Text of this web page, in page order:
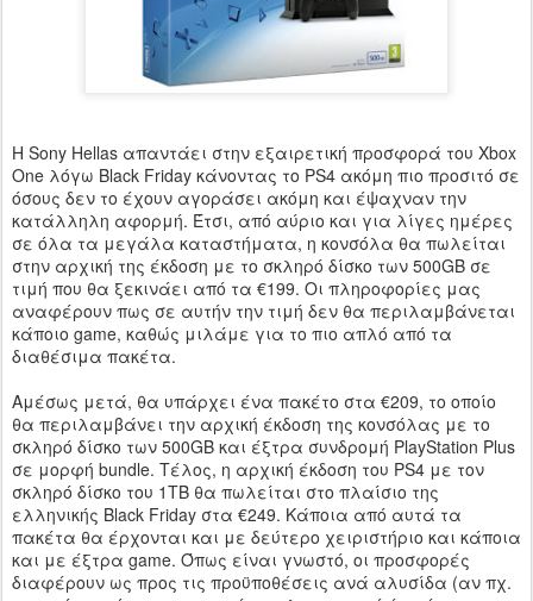
Η Sony Hellas απαντάει στην εξαιρετική προσφορά του Xbox
One λόγω Black Friday κάνοντας το PS4 ακόμη πιο προσιτό σε
όσους δεν το έχουν αγοράσει ακόμη και έψαχναν την
κατάλληλη αφορμή. Έτσι, από αύριο και για λίγες ημέρες
σε όλα τα μεγάλα καταστήματα, η κονσόλα θα πωλείται
στην αρχική της έκδοση με το σκληρό δίσκο των 500GB σε
τιμή που θα ξεκινάει από τα €199. Οι πληροφορίες μας
αναφέρουν πως σε αυτήν την τιμή δεν θα περιλαμβάνεται
κάποιο game, καθώς μιλάμε για το πιο απλό από τα
διαθέσιμα πακέτα.
Αμέσως μετά, θα υπάρχει ένα πακέτο στα €209, το οποίο
θα περιλαμβάνει την αρχική έκδοση της κονσόλας με το
σκληρό δίσκο των 500GB και έξτρα συνδρομή PlayStation Plus
σε μορφή bundle. Τέλος, η αρχική έκδοση του PS4 με τον
σκληρό δίσκο του 1ΤΒ θα πωλείται στο πλαίσιο της
ελληνικής Black Friday στα €249. Κάποια από αυτά τα
πακέτα θα έρχονται και με δεύτερο χειριστήριο και κάποια
και με έξτρα game. Όπως είναι γνωστό, οι προσφορές
διαφέρουν ως προς τις προϋποθέσεις ανά αλυσίδα (αν πχ.